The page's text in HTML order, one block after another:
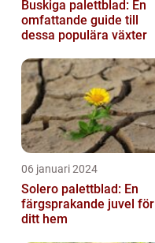
Buskiga palettblad: En
omfattande guide till
dessa populära växter
06 januari 2024
Solero palettblad: En
färgsprakande juvel för
ditt hem